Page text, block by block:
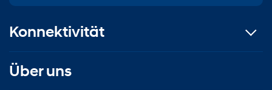
Konnektivität
Über uns